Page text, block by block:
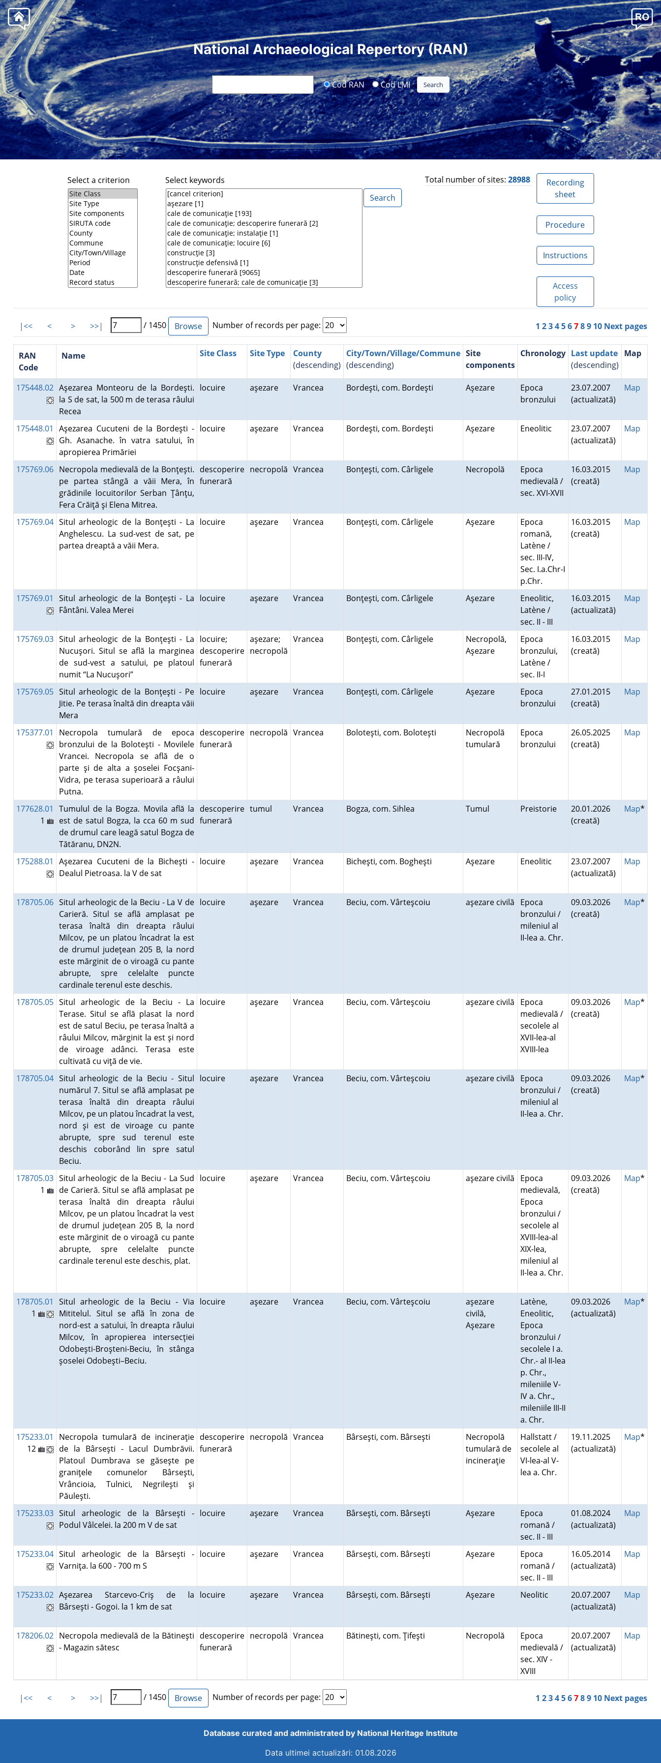
National Archaeological Repertory (RAN)
Cod RAN Cod LMI
Select a criterion Select keywords Total number of sites: 28988
Recording
sheet
Procedure
Instructions
Access
policy
|<< < > >>| / 1450 Number of records per page: 1 23456789 10 Next pages
RAN
Code
Name Site Class Site Type
County
(descending)
City/Town/Village/Commune
(descending)
Site
components
Chronology Last update
(descending)
Map
175448.02 Aşezarea Monteoru de la Bordeşti.
la S de sat, la 500 m de terasa râului
Recea
locuire aşezare Vrancea Bordeşti, com. Bordeşti Aşezare
Epoca
bronzului
23.07.2007
(actualizată)
Map
175448.01
Aşezarea Cucuteni de la Bordeşti -
Gh. Asanache. în vatra satului, în
apropierea Primăriei
locuire aşezare Vrancea Bordeşti, com. Bordeşti Aşezare Eneolitic
23.07.2007
(actualizată)
Map
175769.06 Necropola medievală de la Bonţeşti.
pe partea stângă a văii Mera, în
grădinile locuitorilor Serban Ţânţu,
Fera Crăiţă şi Elena Mitrea.
descoperire
funerară
necropolă Vrancea Bonţeşti, com. Cârligele Necropolă
Epoca
medievală /
sec. XVI-XVII
16.03.2015
(creată)
Map
175769.04 Situl arheologic de la Bonţeşti - La
Anghelescu. La sud-vest de sat, pe
partea dreaptă a văii Mera.
locuire aşezare Vrancea Bonţeşti, com. Cârligele Aşezare
Epoca
romană,
Latène /
sec. III-IV,
Sec. I.a.Chr-I
p.Chr.
16.03.2015
(creată)
Map
175769.01
Situl arheologic de la Bonţeşti - La
Fântâni. Valea Merei
locuire aşezare Vrancea Bonţeşti, com. Cârligele Aşezare
Eneolitic,
Latène /
sec. II - III
16.03.2015
(actualizată)
Map
175769.03 Situl arheologic de la Bonţeşti - La
Nucuşori. Situl se află la marginea
de sud-vest a satului, pe platoul
numit “La Nucuşori”
locuire;
descoperire
funerară
aşezare;
necropolă
Vrancea Bonţeşti, com. Cârligele
Necropolă,
Aşezare
Epoca
bronzului,
Latène /
sec. II-I
16.03.2015
(creată)
Map
175769.05 Situl arheologic de la Bonţeşti - Pe
Jitie. Pe terasa înaltă din dreapta văii
Mera
locuire aşezare Vrancea Bonţeşti, com. Cârligele Aşezare
Epoca
bronzului
27.01.2015
(creată)
Map
175377.01
Necropola tumulară de epoca
bronzului de la Boloteşti - Movilele
Vrancei. Necropola se află de o
parte şi de alta a şoselei Focşani-
Vidra, pe terasa superioară a râului
Putna.
descoperire
funerară
necropolă Vrancea Boloteşti, com. Boloteşti
Necropolă
tumulară
Epoca
bronzului
26.05.2025
(creată)
Map
177628.01
1
Tumulul de la Bogza. Movila află la
est de satul Bogza, la cca 60 m sud
de drumul care leagă satul Bogza de
Tătăranu, DN2N.
descoperire
funerară
tumul Vrancea Bogza, com. Sihlea Tumul Preistorie
20.01.2026
(creată)
Map*
175288.01
Aşezarea Cucuteni de la Bicheşti -
Dealul Pietroasa. la V de sat
locuire aşezare Vrancea Bicheşti, com. Bogheşti Aşezare Eneolitic
23.07.2007
(actualizată)
Map
178705.06 Situl arheologic de la Beciu - La V de
Carieră. Situl se află amplasat pe
terasa înaltă din dreapta râului
Milcov, pe un platou încadrat la est
de drumul judeţean 205 B, la nord
este mărginit de o viroagă cu pante
abrupte, spre celelalte puncte
cardinale terenul este deschis.
locuire aşezare Vrancea Beciu, com. Vârteşcoiu aşezare civilă
Epoca
bronzului /
mileniul al
II-lea a. Chr.
09.03.2026
(creată)
Map*
178705.05 Situl arheologic de la Beciu - La
Terase. Situl se află plasat la nord
est de satul Beciu, pe terasa înaltă a
râului Milcov, mărginit la est şi nord
de viroage adânci. Terasa este
cultivată cu viţă de vie.
locuire aşezare Vrancea Beciu, com. Vârteşcoiu aşezare civilă
Epoca
medievală /
secolele al
XVII-lea-al
XVIII-lea
09.03.2026
(creată)
Map*
178705.04 Situl arheologic de la Beciu - Situl
numărul 7. Situl se află amplasat pe
terasa înaltă din dreapta râului
Milcov, pe un platou încadrat la vest,
nord şi est de viroage cu pante
abrupte, spre sud terenul este
deschis coborând lin spre satul
Beciu.
locuire aşezare Vrancea Beciu, com. Vârteşcoiu aşezare civilă
Epoca
bronzului /
mileniul al
II-lea a. Chr.
09.03.2026
(creată)
Map*
178705.03
1
Situl arheologic de la Beciu - La Sud
de Carieră. Situl se află amplasat pe
terasa înaltă din dreapta râului
Milcov, pe un platou încadrat la vest
de drumul judeţean 205 B, la nord
este mărginit de o viroagă cu pante
abrupte, spre celelalte puncte
cardinale terenul este deschis, plat.
locuire aşezare Vrancea Beciu, com. Vârteşcoiu aşezare civilă
Epoca
medievală,
Epoca
bronzului /
secolele al
XVIII-lea-al
XIX-lea,
mileniul al
II-lea a. Chr.
09.03.2026
(creată)
Map*
178705.01
1
Situl arheologic de la Beciu - Via
Mititelul. Situl se află în zona de
nord-est a satului, în dreapta râului
Milcov, în apropierea intersecţiei
Odobeşti-Broşteni-Beciu, în stânga
şoselei Odobeşti–Beciu.
locuire aşezare Vrancea Beciu, com. Vârteşcoiu
aşezare
civilă,
Aşezare
Latène,
Eneolitic,
Epoca
bronzului /
secolele I a.
Chr.- al II-lea
p. Chr.,
mileniile V-
IV a. Chr.,
mileniile III-II
a. Chr.
09.03.2026
(actualizată)
Map*
175233.01
12
Necropola tumulară de incineraţie
de la Bârseşti - Lacul Dumbrăvii.
Platoul Dumbrava se găseşte pe
graniţele comunelor Bârseşti,
Vrâncioia, Tulnici, Negrileşti şi
Păuleşti.
descoperire
funerară
necropolă Vrancea Bârseşti, com. Bârseşti
Necropolă
tumulară de
incineraţie
Hallstatt /
secolele al
VI-lea-al V-
lea a. Chr.
19.11.2025
(actualizată)
Map*
175233.03 Situl arheologic de la Bârseşti -
Podul Vâlcelei. la 200 m V de sat
locuire aşezare Vrancea Bârseşti, com. Bârseşti Aşezare
Epoca
romană /
sec. II - III
01.08.2024
(actualizată)
Map
175233.04 Situl arheologic de la Bârseşti -
Varniţa. la 600 - 700 m S
locuire aşezare Vrancea Bârseşti, com. Bârseşti Aşezare
Epoca
romană /
sec. II - III
16.05.2014
(actualizată)
Map
175233.02 Aşezarea Starcevo-Criş de la
Bârseşti - Gogoi. la 1 km de sat
locuire aşezare Vrancea Bârseşti, com. Bârseşti Aşezare Neolitic
20.07.2007
(actualizată)
Map
178206.02 Necropola medievală de la Bătineşti
- Magazin sătesc
descoperire
funerară
necropolă Vrancea Bătineşti, com. Ţifeşti Necropolă
Epoca
medievală /
sec. XIV -
XVIII
20.07.2007
(actualizată)
Map
|<< < > >>| / 1450 Number of records per page: 1 23456789 10 Next pages
Database curated and administrated by National Heritage Institute
Data ultimei actualizări: 01.08.2026